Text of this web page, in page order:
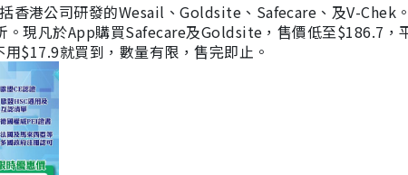
香港公司研發的Wesail、Goldsite、Safecare、及V-Chek
。現凡於App購買Safecare及Goldsite，售價低至$186.7，
$17.9就買到，數量有限，售完即止。